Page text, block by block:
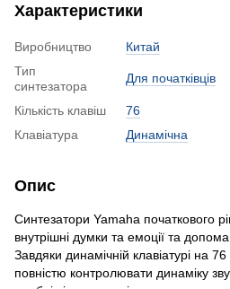
Характеристики
Виробництво
Китай
Тип
синтезатора
Для початківців
Кількість клавіш
76
Клавіатура
Динамічна
Опис
Синтезатори Yamaha початкового
внутрішні думки та емоції та
Завдяки динамічній клавіатурі на
повністю контролювати динаміку